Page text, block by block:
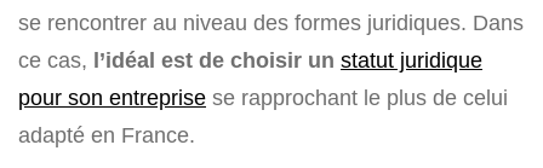
se rencontrer au niveau des formes juridiques. Dans
ce cas, l’idéal est de choisir un statut juridique
pour son entreprise se rapprochant le plus de celui
adapté en France.